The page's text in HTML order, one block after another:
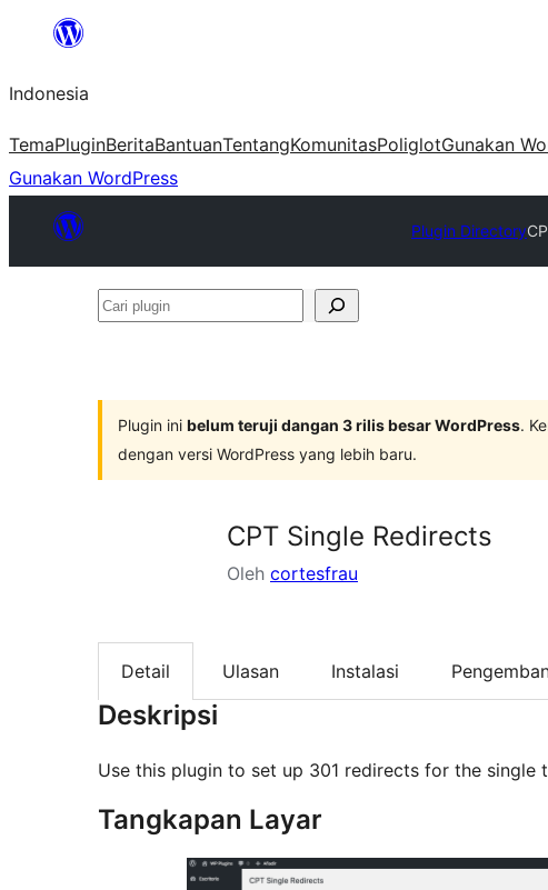
Lewati
konten
Indonesia
TemaPluginBeritaBantuanTentangKomunitasPoliglotGunakan
Gunakan WordPress
Plugin Directory
Cari
Plugin ini belum teruji dangan 3 rilis besar WordPress.
dengan versi WordPress yang lebih baru.
CPT Single Redirects
Oleh cortesfrau
Detail Ulasan Instalasi
Deskripsi
Use this plugin to set up 301 redirects for the
Tangkapan Layar